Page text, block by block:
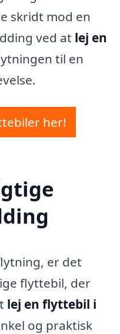
skridt mod en
ved at lej en
til en
her!
er det
flyttebil, der
lej en flyttebil i
og praktisk